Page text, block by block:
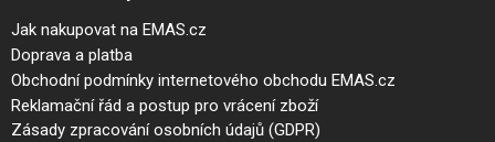
Jak nakupovat na EMAS.cz
Doprava a platba
Obchodní podmínky internetového obchodu EMAS.cz
Reklamační řád a postup pro vrácení zboží
Zásady zpracování osobních údajů (GDPR)